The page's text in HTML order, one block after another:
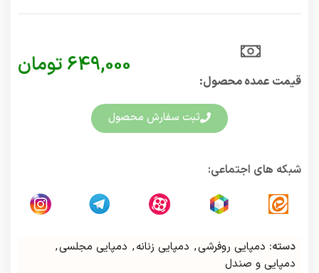
قیمت عمده محصول:​
649,000تومان
ثبت سفارش محصول
شبکه های اجتماعی:
دسته: دمپایی روفرشی, دمپایی زنانه, دمپایی مجلسی,
دمپایی و صندل